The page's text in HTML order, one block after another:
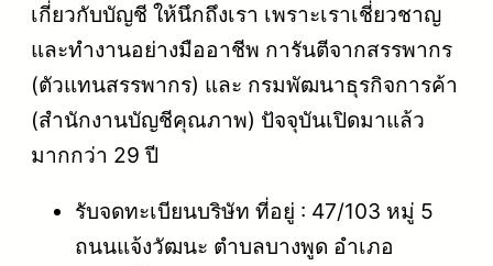
เกี่ยวกับบัญชี ให้นึกถึงเรา เพราะเราเชี่ยวชาญ
และทำงานอย่างมืออาชีพ การันตีจากสรรพากร
(ตัวแทนสรรพากร) และ กรมพัฒนาธุรกิจการค้า
(สำนักงานบัญชีคุณภาพ) ปัจจุบันเปิดมาแล้ว
มากกว่า 29 ปี
รับจดทะเบียนบริษัท ที่อยู่ : 47/103 หมู่ 5
ถนนแจ้งวัฒนะ ตำบลบางพูด อำเภอ